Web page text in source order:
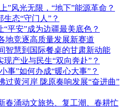
”风光无限，“地下”能源革命？
态“守门人”？
平安”成为边疆最美底色？
地竞逐高质量发展新赛道
智慧到国际餐桌的甘肃新动能
产业与民生“双向奔赴”？
事”如何办成“暖心大事”？
过黄河岸 陇原奏响发展“奋进曲”
春涌动文旅热、复工潮、春耕忙